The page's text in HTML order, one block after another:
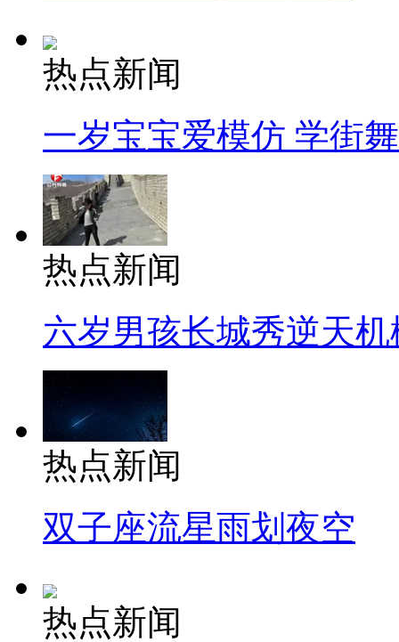
热点新闻
一岁宝宝爱模仿 学街
热点新闻
六岁男孩长城秀逆天机
热点新闻
双子座流星雨划夜空
热点新闻